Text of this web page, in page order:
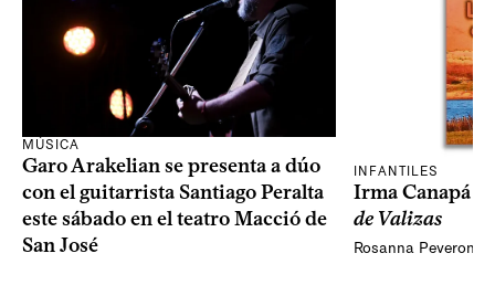
MÚSICA
Garo Arakelian se presenta a dúo
con el guitarrista Santiago Peralta
este sábado en el teatro Macció de
San José
INFANTILES
Irma Canapá
de Valizas
Rosanna Peveroni